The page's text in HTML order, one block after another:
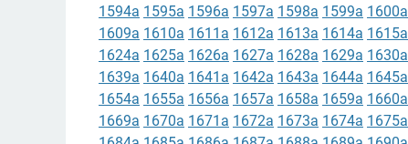
1594a 1595a 1596a 1597a 1598a 1599a 1600a
1609a 1610a 1611a 1612a 1613a 1614a 1615a
1624a 1625a 1626a 1627a 1628a 1629a 1630a
1639a 1640a 1641a 1642a 1643a 1644a 1645a
1654a 1655a 1656a 1657a 1658a 1659a 1660a
1669a 1670a 1671a 1672a 1673a 1674a 1675a